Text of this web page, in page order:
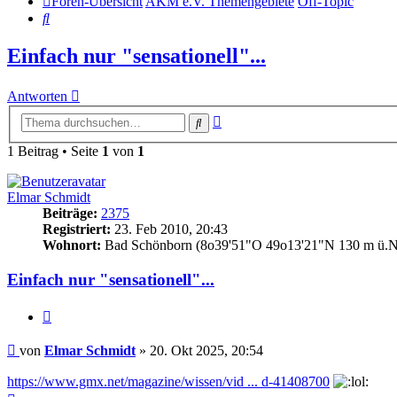
Suche
Einfach nur "sensationell"...
Antworten
Suche
1 Beitrag • Seite 1 von 1
Elmar Schmidt
Beiträge: 2375
Registriert: 23. Feb 2010, 20:43
Wohnort: Bad Schönborn (8o39'51"O 49o13'21"N 130 m
Einfach nur "sensationell"...
Beitrag
von Elmar Schmidt » 20. Okt 2025, 20:54
https://www.gmx.net/magazine/wissen/vid ... d-41408700